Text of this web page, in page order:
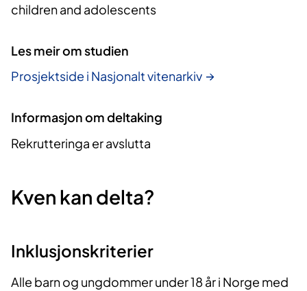
children and adolescents
Les meir om studien
Prosjektside i Nasjonalt vitenarkiv
Informasjon om deltaking
Rekrutteringa er avslutta
Kven kan delta?
Inklusjonskriterier
Alle barn og ungdommer under 18 år i Norge med